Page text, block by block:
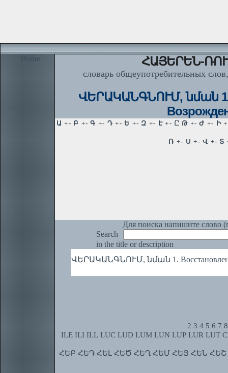
Home ՀԱՅԵՐԵՆ-
словарь общеупотребительных
ՎԵՐԱԿԱՆԳՆՈՒՄ, նման 1.
Для поиска напишите слово
Search
in the title or description
ՎԵՐԱԿԱՆԳՆՈՒՄ, նման 1.
2 3 4 5 6 7 8
ILE ILI ILL LUC LUD LUM LUN LUP LUR LUT
ՀԵԲ ՀԵԴ ՀԵԼ ՀԵԾ ՀԵՂ ՀԵՄ ՀԵՅ ՀԵՆ ՀԵՇ